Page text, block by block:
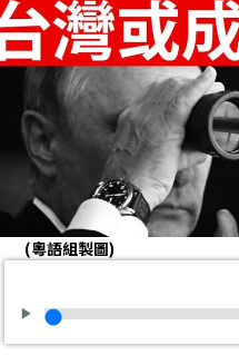
(粵語組製圖)